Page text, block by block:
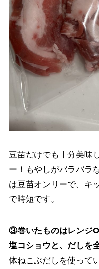
豆苗だけでも十分美味
ー！もやしがバラバラ
は豆苗オンリーで、キ
で時短です。
③巻いたものはレンジ
塩コショウと、だしを
体ねこぶだしを使って